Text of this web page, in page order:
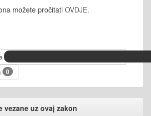
možete pročitati OVDJE.
0
vezane uz ovaj zakon